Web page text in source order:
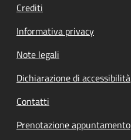
Crediti
Informativa privacy
Note legali
Dichiarazione di accessibilità
Contatti
Prenotazione appuntamento